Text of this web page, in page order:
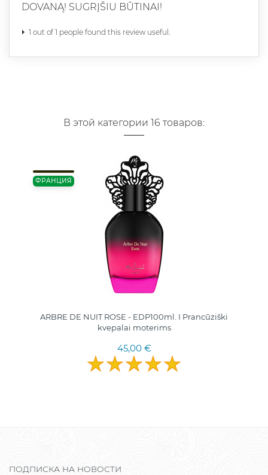
DOVANĄ! SUGRĮŠIU BŪTINAI!
1 out of 1 people found this review useful.
В этой категории 16 товаров:
ФРАНЦИЯ
ARBRE DE NUIT ROSE - EDP100ml. I Prancūziški
kvepalai moterims
45,00 €
ПОДПИСКА НА НОВОСТИ